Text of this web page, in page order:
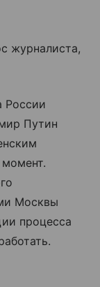
журналиста,
России
Путин
Москвы
процесса